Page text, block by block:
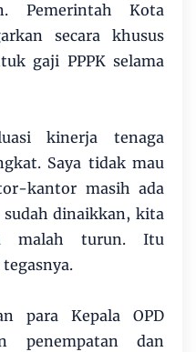
Pemerintah Kota
secara khusus
gaji PPPK selama
kinerja tenaga
Saya tidak mau
kantor masih ada
sudah dinaikkan, kita
malah turun. Itu
para Kepala OPD
penempatan dan